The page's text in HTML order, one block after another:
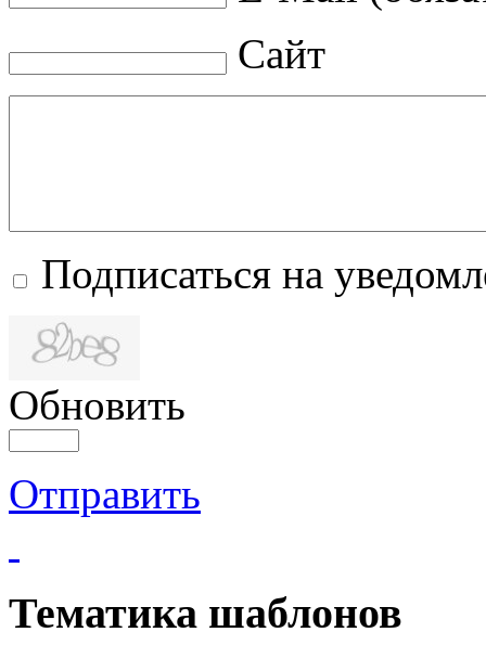
Сайт
Подписаться на
Обновить
Отправить
Тематика шаблонов